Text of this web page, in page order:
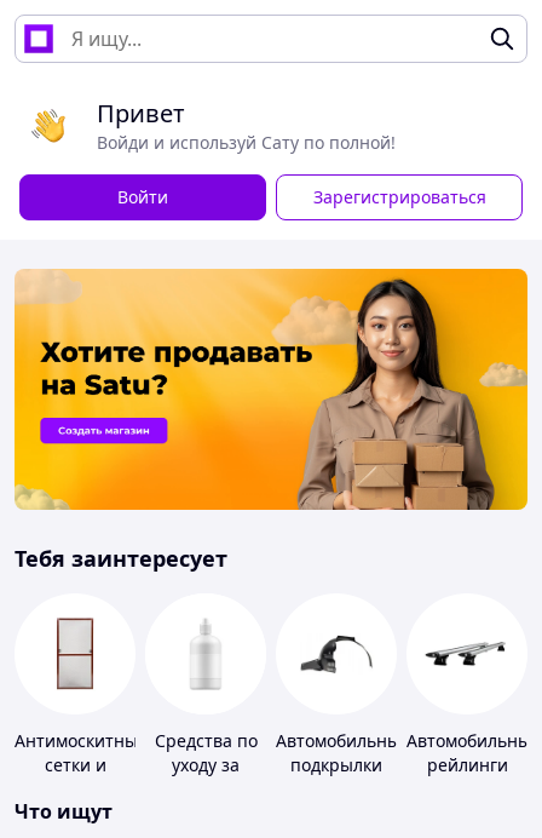
Привет
Войди и используй Сату по полной!
Войти Зарегистрироваться
Тебя заинтересует
Антимоскитные
сетки и
к ним
Средства по
уходу за
Автомобильные
подкрылки
Автомобильные
рейлинги
Что ищут